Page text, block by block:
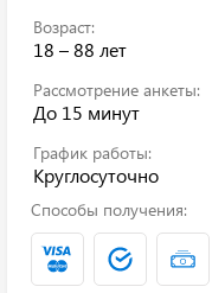
Возраст:
18 – 88 лет
Рассмотрение анкеты:
До 15 минут
График работы:
Круглосуточно
Способы получения: